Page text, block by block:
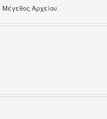
Μέγεθος Αρχείου